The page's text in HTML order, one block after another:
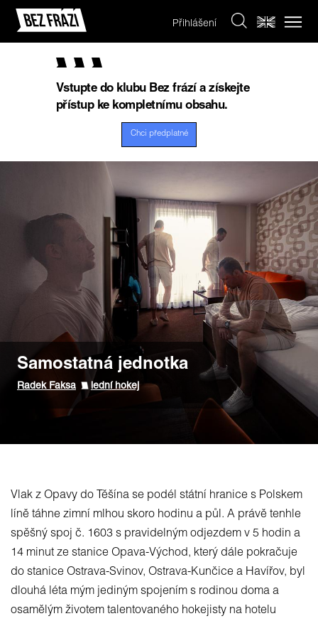
Přihlášení
Vstupte do klubu Bez frází a získejte
přístup ke kompletnímu obsahu.
Chci předplatné
Samostatná jednotka
Radek Faksa lední hokej
Vlak z Opavy do Těšína se podél státní hranice s Polskem
líně táhne zimní mlhou skoro hodinu a půl. A právě tenhle
spěšný spoj č. 1603 s pravidelným odjezdem v 5 hodin a
14 minut ze stanice Opava-Východ, který dále pokračuje
do stanice Ostrava-Svinov, Ostrava-Kunčice a Havířov, byl
dlouhá léta mým jediným spojením s rodinou doma a
osamělým životem talentovaného hokejisty na hotelu